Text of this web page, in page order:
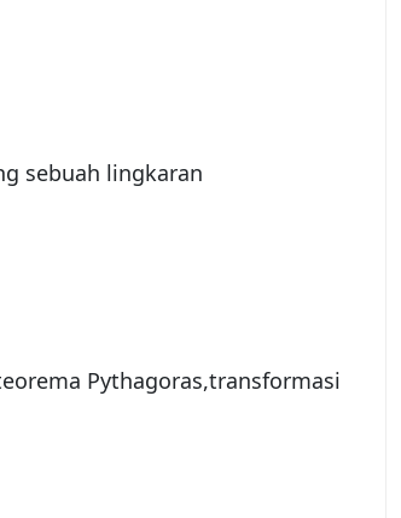
sebuah lingkaran
Pythagoras,transformasi